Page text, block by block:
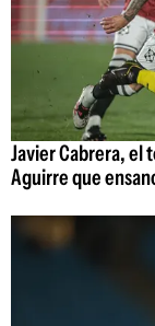
Javier Cabrera, el
Aguirre que